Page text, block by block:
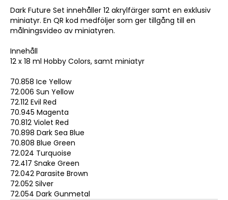
Dark Future Set innehåller 12 akrylfärger samt en exklusiv
miniatyr. En QR kod medföljer som ger tillgång till en
målningsvideo av miniatyren.
Innehåll
12 x 18 ml Hobby Colors, samt miniatyr
70.858 Ice Yellow
72.006 Sun Yellow
72.112 Evil Red
70.945 Magenta
70.812 Violet Red
70.898 Dark Sea Blue
70.808 Blue Green
72.024 Turquoise
72.417 Snake Green
72.042 Parasite Brown
72.052 Silver
72.054 Dark Gunmetal